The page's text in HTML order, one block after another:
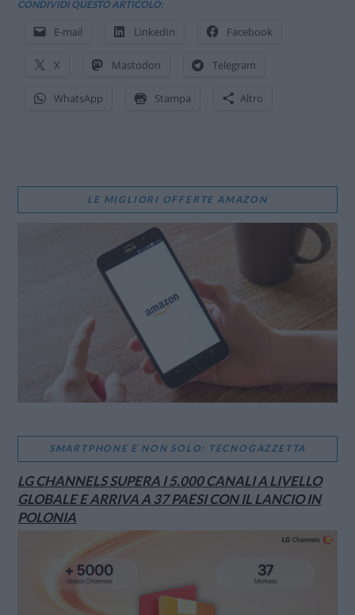
CONDIVIDI QUESTO ARTICOLO:
E-mail LinkedIn Facebook
X Mastodon Telegram
WhatsApp Stampa Altro
LE MIGLIORI OFFERTE AMAZON
SMARTPHONE E NON SOLO: TECNOGAZZETTA
LG CHANNELS SUPERA I 5.000 CANALI A LIVELLO
GLOBALE E ARRIVA A 37 PAESI CON IL LANCIO IN
POLONIA